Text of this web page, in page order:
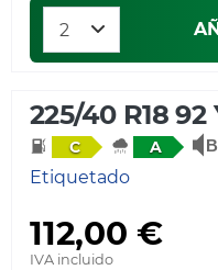
225/40 R18 92
C A
Etiquetado
112,00 €
IVA incluido